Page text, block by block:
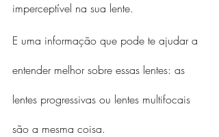
imperceptível na sua lente.
E uma informação que pode te ajudar a
entender melhor sobre essas lentes: as
lentes progressivas ou lentes multifocais
são a mesma coisa.